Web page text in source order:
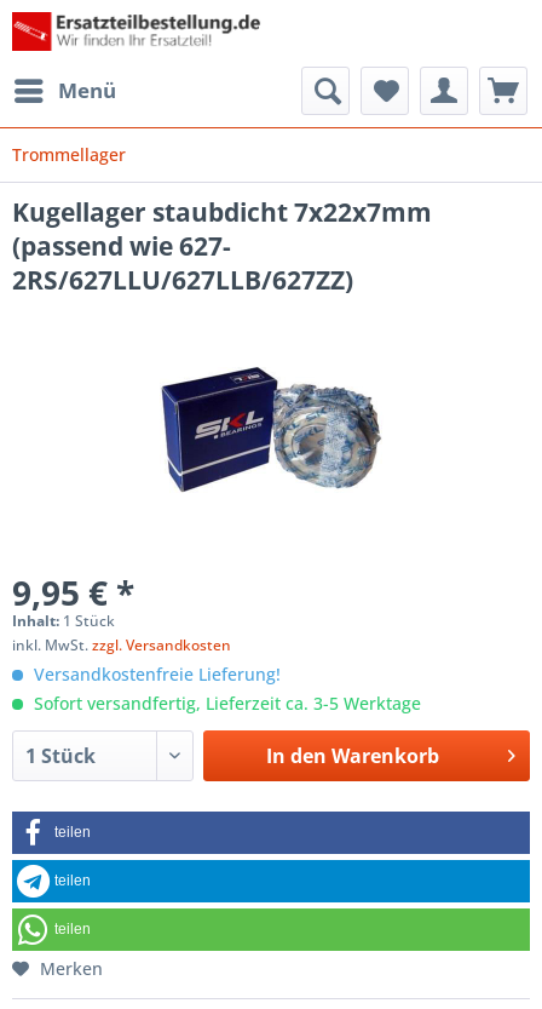
Menü
Trommellager
Kugellager staubdicht 7x22x7mm
(passend wie 627-
2RS/627LLU/627LLB/627ZZ)
9,95 € *
Inhalt: 1 Stück
inkl. MwSt.zzgl. Versandkosten
Versandkostenfreie Lieferung!
Sofort versandfertig, Lieferzeit ca. 3-5 Werktage
In den Warenkorb
teilen
teilen
teilen
Merken